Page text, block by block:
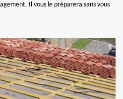
Il vous le préparera sans vous